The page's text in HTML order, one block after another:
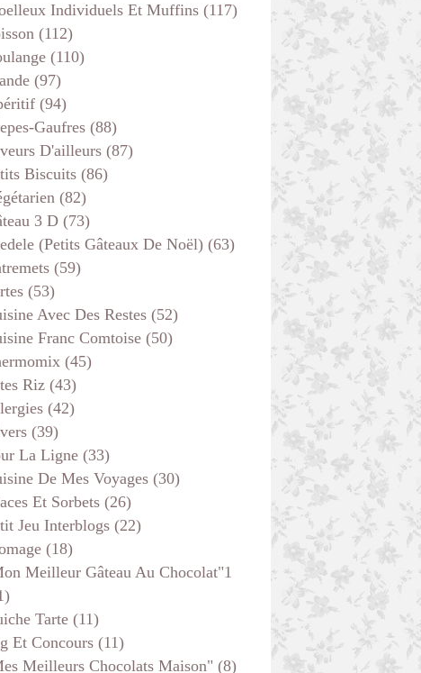
PLAT COMPLET
POISSON
PLAT COMPLET
Individuels Et Muffins (117)
(112)
(110)
(97)
(94)
Gaufres (88)
D'ailleurs (87)
Biscuits (86)
(82)
3 D (73)
(petits Gâteaux De Noël) (63)
(59)
(53)
Avec Des Restes (52)
Franc Comtoise (50)
(45)
Riz (43)
(42)
(39)
La Ligne (33)
De Mes Voyages (30)
Et Sorbets (26)
Jeu Interblogs (22)
(18)
Meilleur Gâteau Au Chocolat"1
Tarte (11)
Et Concours (11)
Meilleurs Chocolats Maison" (8)